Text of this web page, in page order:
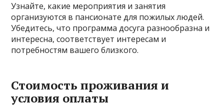
Узнайте, какие мероприятия и занятия
организуются в пансионате для пожилых людей.
Убедитесь, что программа досуга разнообразна и
интересна, соответствует интересам и
потребностям вашего близкого.
Стоимость проживания и
условия оплаты